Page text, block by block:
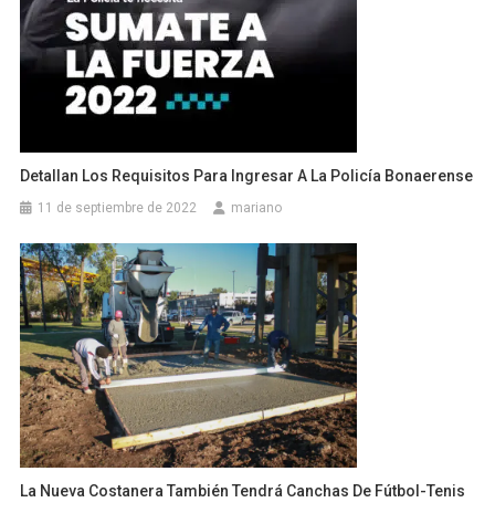
Detallan Los Requisitos Para Ingresar A La Policía Bonaerense
11 de septiembre de 2022 mariano
La Nueva Costanera También Tendrá Canchas De Fútbol-Tenis